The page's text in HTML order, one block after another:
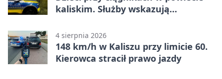
kaliskim. Służby wskazują
4 sierpnia 2026
148 km/h w Kaliszu przy limicie 60.
Kierowca stracił prawo jazdy